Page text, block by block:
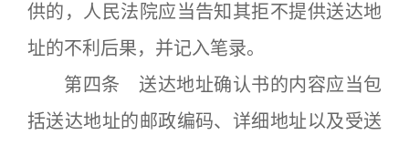
供的，人民法院应当告知其拒不提供送达地
址的不利后果，并记入笔录。
第四条 送达地址确认书的内容应当包
括送达地址的邮政编码、详细地址以及受送